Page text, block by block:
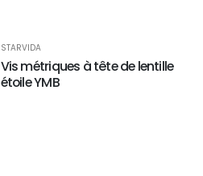
STARVIDA
Vis métriques à tête de lentille
étoile YMB